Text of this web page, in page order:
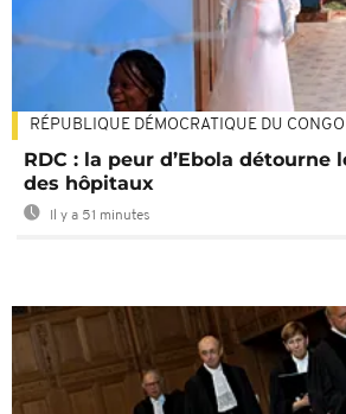
RÉPUBLIQUE DÉMOCRATIQUE DU CONGO
RDC : la peur d’Ebola détourne
des hôpitaux
Il y a 51 minutes